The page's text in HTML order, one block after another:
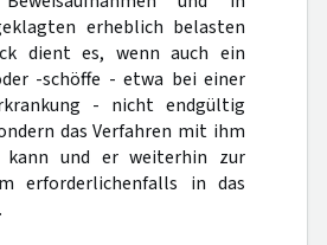
erheblich belasten
dient es, wenn auch ein
-schöffe - etwa bei einer
- nicht endgültig
das Verfahren mit ihm
kann und er weiterhin zur
erforderlichenfalls in das